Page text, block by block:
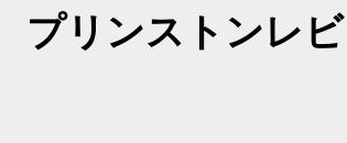
プリンストンレ